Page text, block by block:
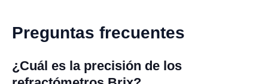
Preguntas frecuentes
¿Cuál es la precisión de los